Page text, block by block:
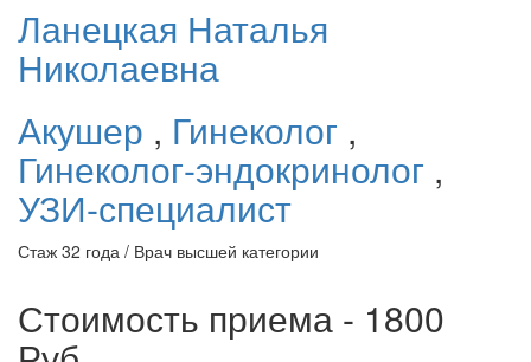
Ланецкая Наталья
Николаевна
Акушер , Гинеколог ,
Гинеколог-эндокринолог ,
УЗИ-специалист
Стаж 32 года / Врач высшей категории
Стоимость приема - 1800